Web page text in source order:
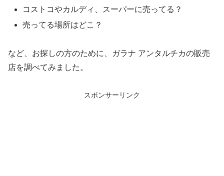
コストコやカルディ、スーパーに売ってる？
売ってる場所はどこ？
など、お探しの方のために、ガラナ アンタルチカの販売
店を調べてみました。
スポンサーリンク